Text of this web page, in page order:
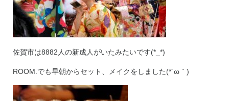
佐賀市は8882人の新成人がいたみたいです(*_*)
ROOM.でも早朝からセット、メイクをしました(*´ω｀)